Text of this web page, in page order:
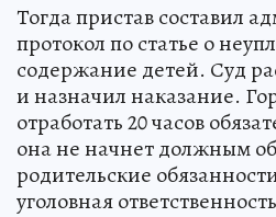
Тогда пристав составил
протокол по статье о
содержание детей. Суд
и назначил наказание.
отработать 20 часов
она не начнет должным
родительские
уголовная